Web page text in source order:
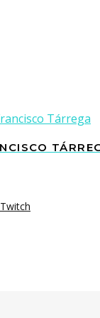
Twitch